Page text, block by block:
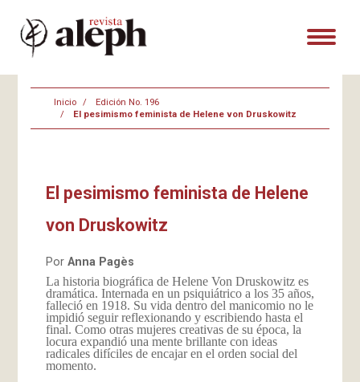
Inicio
Edición No. 196
El pesimismo feminista de Helene von Druskowitz
El pesimismo feminista de Helene
von Druskowitz
Por Anna Pagès
La historia biográfica de Helene Von Druskowitz es
dramática. Internada en un psiquiátrico a los 35 años,
falleció en 1918. Su vida dentro del manicomio no le
impidió seguir reflexionando y escribiendo hasta el
final. Como otras mujeres creativas de su época, la
locura expandió una mente brillante con ideas
radicales difíciles de encajar en el orden social del
momento.